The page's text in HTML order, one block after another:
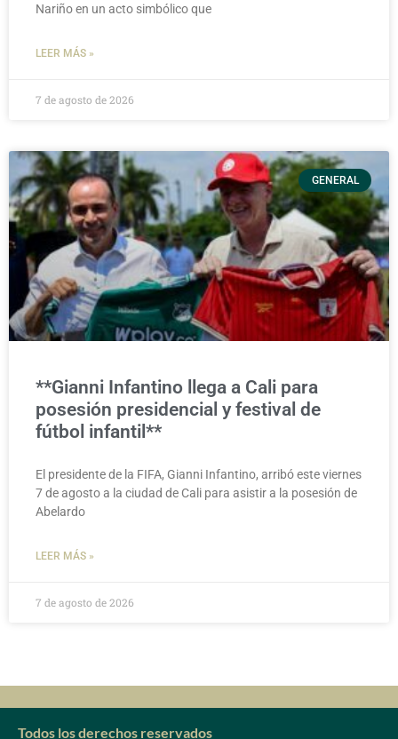
Nariño en un acto simbólico que
LEER MÁS »
7 de agosto de 2026
GENERAL
**Gianni Infantino llega a Cali para
posesión presidencial y festival de
fútbol infantil**
El presidente de la FIFA, Gianni Infantino, arribó este viernes
7 de agosto a la ciudad de Cali para asistir a la posesión de
Abelardo
LEER MÁS »
7 de agosto de 2026
Todos los derechos reservados